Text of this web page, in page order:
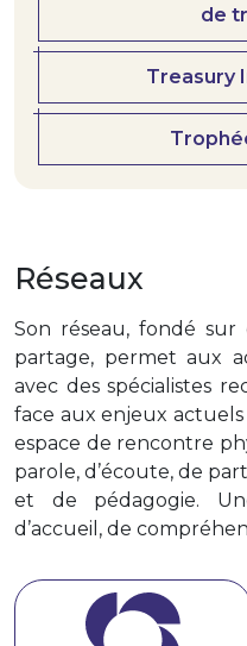
de
Treasury
Réseaux
Son réseau, fondé sur
partage, permet aux
avec des spécialistes
face aux enjeux
espace de rencontre
parole, d’écoute, de
et de pédagogie.
d’accueil, de